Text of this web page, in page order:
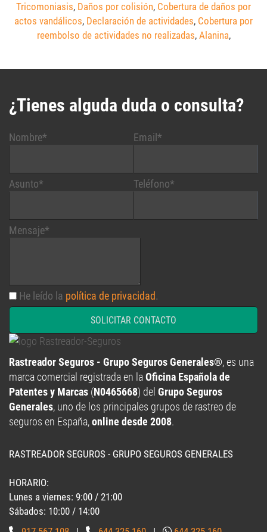
Tricomoniasis, Daños por colisión, Cobertura de daños por
actos vandálicos, Declaración de actividades, Cobertura por
reembolso de actividades no realizadas, Alanina,
¿Tienes alguda duda o consulta?
Nombre*
Asunto*
Email*
Teléfono*
Mensaje*
He leído la política de privacidad.
SOLICITAR CONTACTO
Rastreador Seguros - Grupo Seguros Generales®, es una
marca comercial registrada en laOficina Española de
Patentes y Marcas (N0465668) del Grupo Seguros
Generales, uno de los principales grupos de rastreo de
seguros en España,online desde 2008.
RASTREADOR SEGUROS - GRUPO SEGUROS GENERALES
HORARIO:
Lunes a viernes: 9:00 / 21:00
Sábados: 10:00 / 14:00